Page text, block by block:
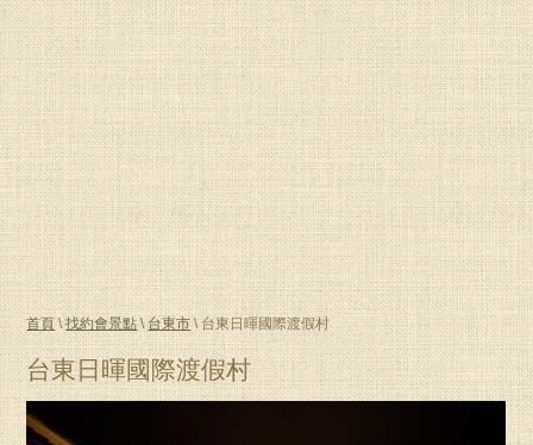
首頁 \找約會景點 \台東市\ 台東日暉國際渡假村
台東日暉國際渡假村